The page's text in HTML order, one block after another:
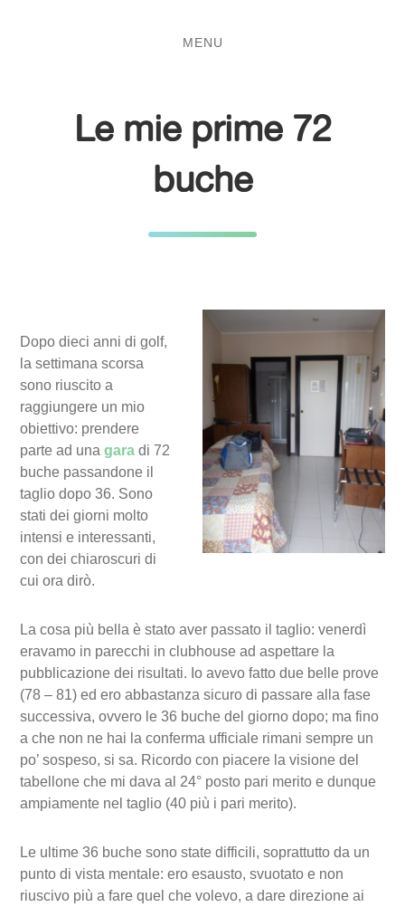
MENU
Le mie prime 72
buche
Dopo dieci anni di golf,
la settimana scorsa
sono riuscito a
raggiungere un mio
obiettivo: prendere
parte ad unagara di 72
buche passandone il
taglio dopo 36. Sono
stati dei giorni molto
intensi e interessanti,
con dei chiaroscuri di
cui ora dirò.
La cosa più bella è stato aver passato il taglio: venerdì
eravamo in parecchi in clubhouse ad aspettare la
pubblicazione dei risultati. Io avevo fatto due belle prove
(78 – 81) ed ero abbastanza sicuro di passare alla fase
successiva, ovvero le 36 buche del giorno dopo; ma fino
a che non ne hai la conferma ufficiale rimani sempre un
po’ sospeso, si sa. Ricordo con piacere la visione del
tabellone che mi dava al 24° posto pari merito e dunque
ampiamente nel taglio (40 più i pari merito).
Le ultime 36 buche sono state difficili, soprattutto da un
punto di vista mentale: ero esausto, svuotato e non
riuscivo più a fare quel che volevo, a dare direzione ai